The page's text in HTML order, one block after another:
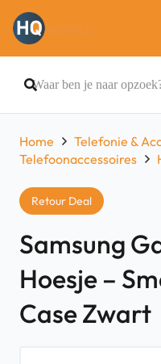
Home
Telefonie &
Telefoonaccessoires
Retour Deal
Samsung
Hoesje –
Case Zwart